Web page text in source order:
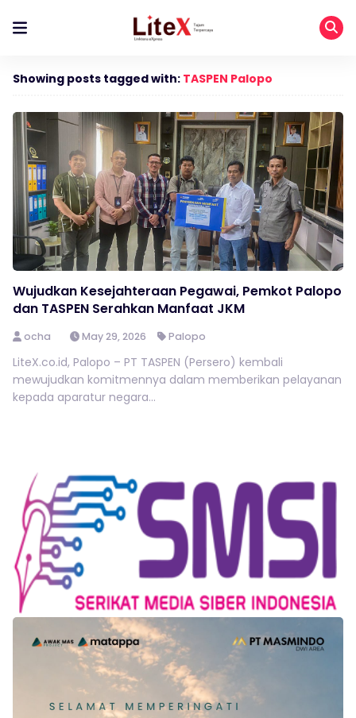
Showing posts tagged with: TASPEN Palopo
Wujudkan Kesejahteraan Pegawai, Pemkot Palopo
dan TASPEN Serahkan Manfaat JKM
ocha May 29, 2026 Palopo
LiteX.co.id, Palopo – PT TASPEN (Persero) kembali
mewujudkan komitmennya dalam memberikan pelayanan
kepada aparatur negara...